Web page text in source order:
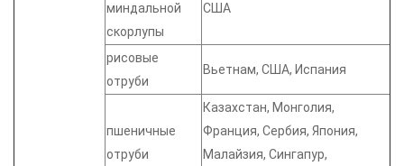
миндальной
скорлупы
США
рисовые
отруби
Вьетнам, США, Испания
пшеничные
отруби
Казахстан, Монголия,
Франция, Сербия, Япония,
Малайзия, Сингапур,